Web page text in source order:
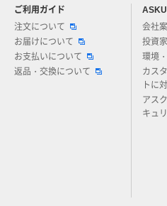
ご利用ガイド
注文について
お届けについて
お支払いについて
返品・交換について
会社
投資
環境
カス
トに
アス
キュ
アス